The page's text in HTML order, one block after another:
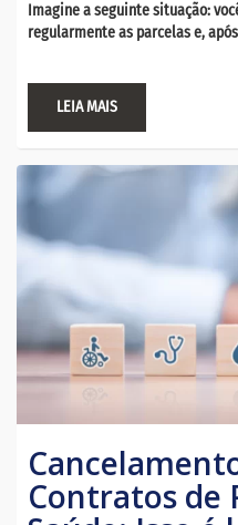
Imagine a seguinte situação:
regularmente as parcelas e,
LEIA MAIS
Contratos de